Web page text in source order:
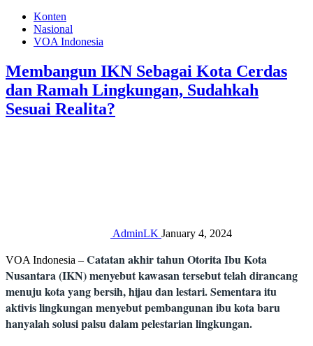
Konten
Nasional
VOA Indonesia
Membangun IKN Sebagai Kota Cerdas
dan Ramah Lingkungan, Sudahkah
Sesuai Realita?
AdminLK January 4, 2024
VOA Indonesia – Catatan akhir tahun Otorita Ibu Kota
Nusantara (IKN) menyebut kawasan tersebut telah dirancang
menuju kota yang bersih, hijau dan lestari. Sementara itu
aktivis lingkungan menyebut pembangunan ibu kota baru
hanyalah solusi palsu dalam pelestarian lingkungan.